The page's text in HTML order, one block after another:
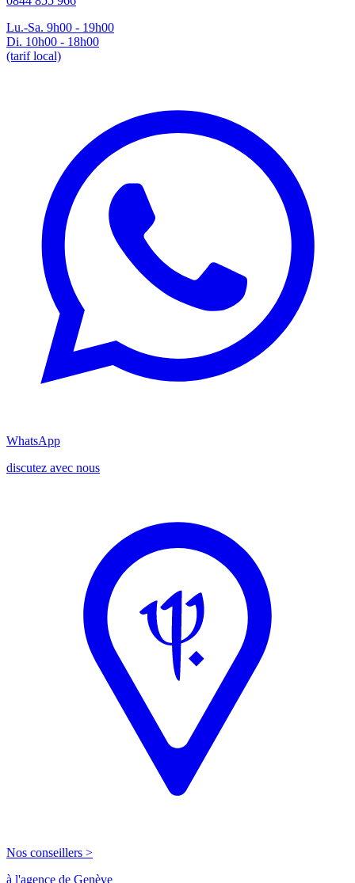
Lu.-Sa. 9h00 - 19h00
Di. 10h00 - 18h00
(tarif local)
WhatsApp
discutez avec nous
Nos conseillers >
à l'agence de Genève